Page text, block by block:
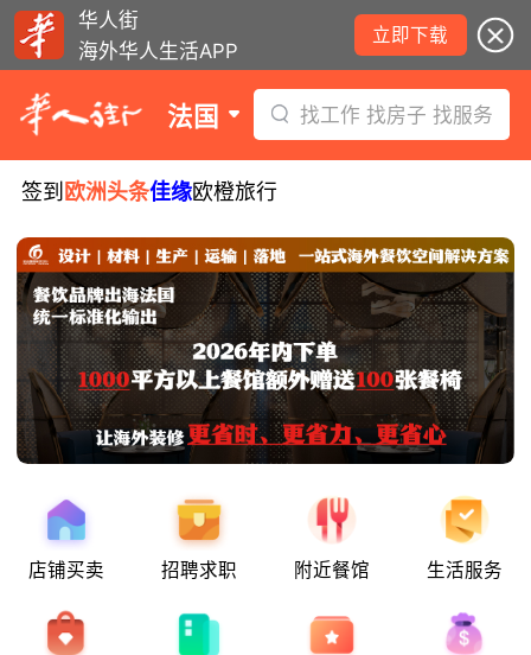
华人街
海外华人生活APP
立即下载
法国 找工作 找房子 找服务
签到 欧洲头条佳缘欧橙旅行
店铺买卖 招聘求职 附近餐馆 生活服务
8月6日要闻：法国医学实习名额大增！
炉！